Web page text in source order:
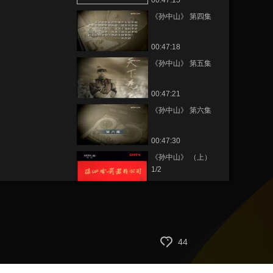
《孙中山》 第四集
00:47:18
《孙中山》 第五集
00:47:21
《孙中山》 第六集
00:47:30
《孙中山》 （上）
1/2
00:42:39
1/2
44